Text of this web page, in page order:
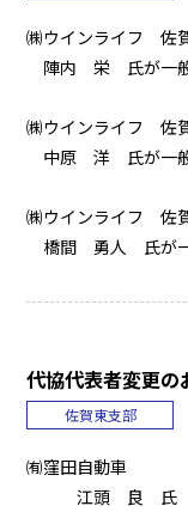
㈱ウインライフ 佐
陣内 栄 氏が一般
㈱ウインライフ 佐
中原 洋 氏が一般
㈱ウインライフ 佐
橋間 勇人 氏が一
代協代表者変更の
佐賀東支部
㈲窪田自動車
江頭 良 氏 に